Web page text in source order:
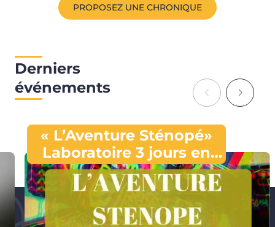
PROPOSEZ UNE CHRONIQUE
Derniers
événements
« L’Aventure Sténopé»
Laboratoire 3 jours en
photo